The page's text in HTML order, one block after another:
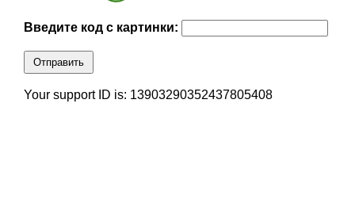
Введите код с картинки:
Отправить
Your support ID is: 13903290352437805408